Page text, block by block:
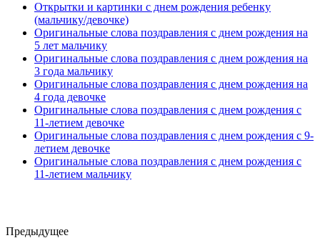
Открытки и картинки с днем рождения ребенку
(мальчику/девочке)
Оригинальные слова поздравления с днем рождения на
5 лет мальчику
Оригинальные слова поздравления с днем рождения на
3 года мальчику
Оригинальные слова поздравления с днем рождения на
4 года девочке
Оригинальные слова поздравления с днем рождения с
11-летием девочке
Оригинальные слова поздравления с днем рождения с 9-
летием девочке
Оригинальные слова поздравления с днем рождения с
11-летием мальчику
Предыдущее